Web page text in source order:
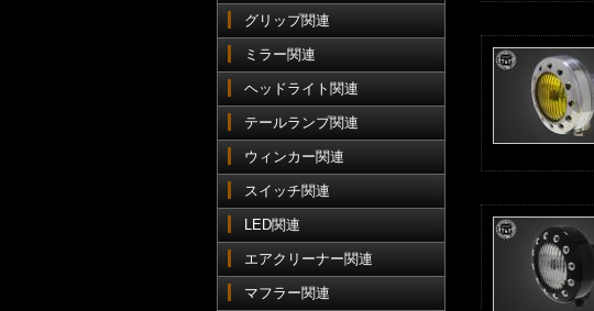
グリップ関連
ミラー関連
ヘッドライト関連
テールランプ関連
ウィンカー関連
スイッチ関連
LED関連
エアクリーナー関連
マフラー関連